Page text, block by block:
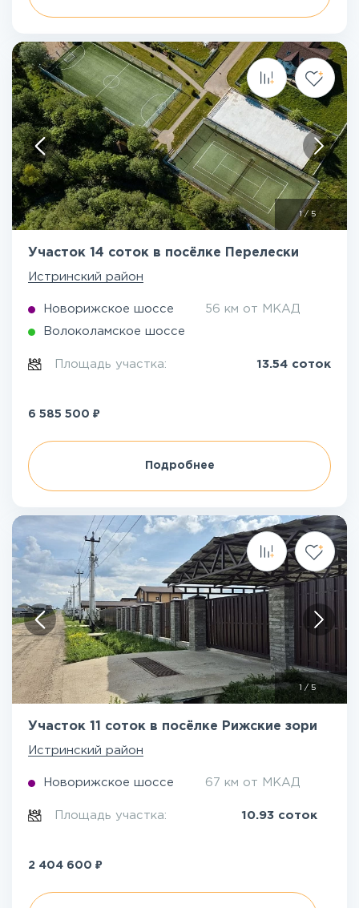
1/5
Участок 14 соток в посёлке Перелески
Истринский район
Новорижское шоссе 56 км от МКАД
Волоколамское шоссе
Площадь участка: 13.54 соток
6 585 500 ₽
Подробнее
/ 5
Участок 11 соток в посёлке Рижские зори
Истринский район
Новорижское шоссе 67 км от МКАД
Площадь участка: 10.93 соток
2 404 600 ₽